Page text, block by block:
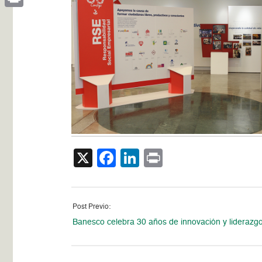
X Facebook
LinkedIn
Post Previo:
Banesco celebra 30 años de innovación y